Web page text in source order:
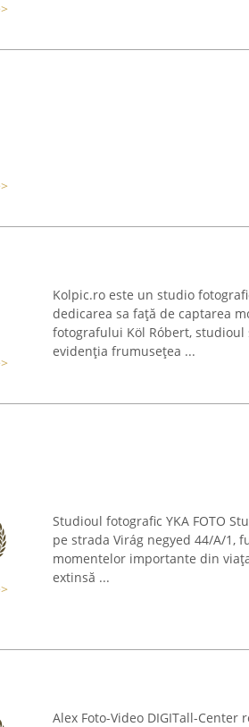
Kolpic.ro este un studio
dedicarea sa față de captarea
fotografului Köl Róbert,
evidenția frumusețea ...
Studioul fotografic YKA FOTO
pe strada Virág negyed 44/A/1,
momentelor importante din
extinsă ...
Alex Foto-Video DIGITall-